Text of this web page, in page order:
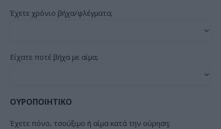
Έχετε χρόνιο βήχα/φλέγματα;
Είχατε ποτέ βήχα με αίμα;
ΟΥΡΟΠΟΙΗΤΙΚΟ
Έχετε πόνο, τσούξιμο ή αίμα κατά την ούρηση;